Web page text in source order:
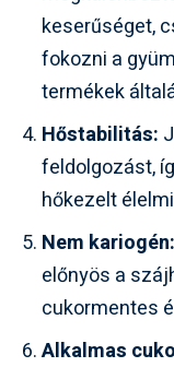
keserűséget,
fokozni a
termékek
Hőstabilitás:
feldolgozást,
hőkezelt
Nem kariogén:
előnyös a
cukormentes
Alkalmas